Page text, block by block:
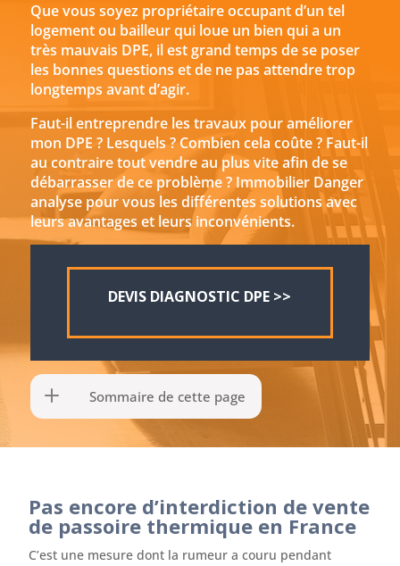
Que vous soyez propriétaire occupant d’un tel
logement ou bailleur qui loue un bien qui a un
très mauvais DPE, il est grand temps de se poser
les bonnes questions et de ne pas attendre trop
longtemps avant d’agir.
Faut-il entreprendre les travaux pour améliorer
mon DPE ? Lesquels ? Combien cela coûte ? Faut-il
au contraire tout vendre au plus vite afin de se
débarrasser de ce problème ? Immobilier Danger
analyse pour vous les différentes solutions avec
leurs avantages et leurs inconvénients.
DEVIS DIAGNOSTIC DPE >>
Sommaire de cette page
Pas encore d’interdiction de vente
de passoire thermique en France
C’est une mesure dont la rumeur a couru pendant